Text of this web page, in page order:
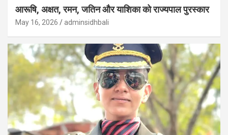
आरूषि, अक्षत, रमन, जतिन और याशिका को राज्यपाल पुरस्कार
May 16, 2026 adminsidhbali